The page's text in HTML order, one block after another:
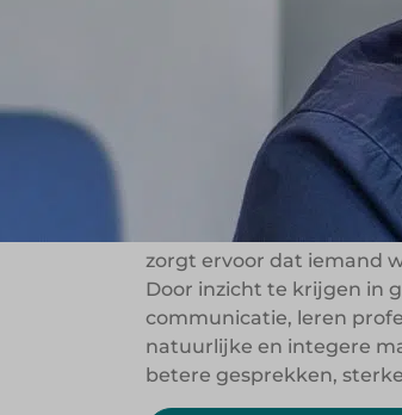
Waarom
Creëer
en
Succesvol beïnvloeden
mensen. Waarom
zorgt ervoor dat iemand
Door inzicht te krijgen in
communicatie, leren
natuurlijke en integere
betere gesprekken,